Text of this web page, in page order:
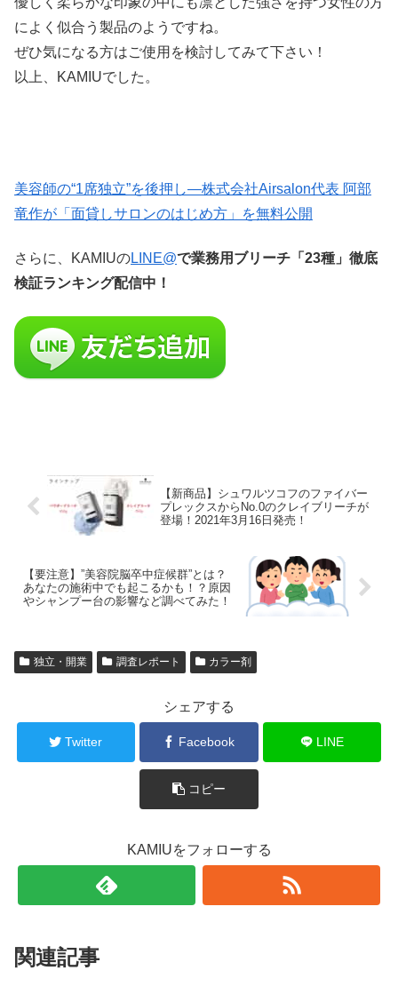
によく似合う製品のようですね。
ぜひ気になる方はご使用を検討してみて下さい！
以上、KAMIUでした。
美容師の“1席独立”を後押し—株式会社Airsalon代表 阿部
竜作が「面貸しサロンのはじめ方」を無料公開
さらに、KAMIUのLINE@で業務用ブリーチ「23種」徹底
検証ランキング配信中！
【新商品】シュワルツコフのファイバー
プレックスからNo.0のクレイブリーチが
登場！2021年3月16日発売！
【要注意】”美容院脳卒中症候群”とは？
あなたの施術中でも起こるかも！？原因
やシャンプー台の影響など調べてみた！
独立・開業 調査レポート カラー剤
シェアする
Twitter Facebook LINE
コピー
KAMIUをフォローする
関連記事